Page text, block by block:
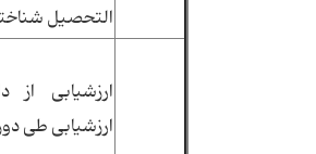
التحصیل
ارزشیابی
ارزشیابی طی